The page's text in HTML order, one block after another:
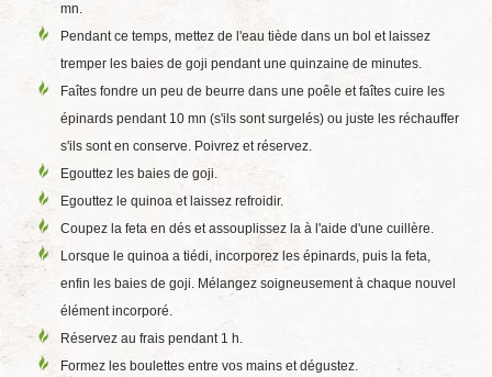
mn.
Pendant ce temps, mettez de l'eau tiède dans un bol et laissez
tremper les baies de goji pendant une quinzaine de minutes.
Faîtes fondre un peu de beurre dans une poêle et faîtes cuire les
épinards pendant 10 mn (s'ils sont surgelés) ou juste les réchauffer
s'ils sont en conserve. Poivrez et réservez.
Egouttez les baies de goji.
Egouttez le quinoa et laissez refroidir.
Coupez la feta en dés et assouplissez la à l'aide d'une cuillère.
Lorsque le quinoa a tiédi, incorporez les épinards, puis la feta,
enfin les baies de goji. Mélangez soigneusement à chaque nouvel
élément incorporé.
Réservez au frais pendant 1 h.
Formez les boulettes entre vos mains et dégustez.